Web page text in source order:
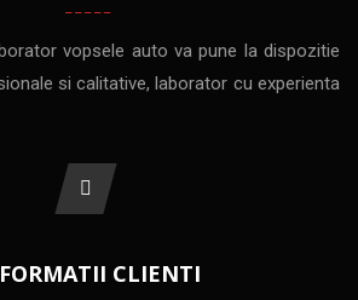
vopsele auto va pune la dispozitie
si calitative, laborator cu experienta
CLIENTI